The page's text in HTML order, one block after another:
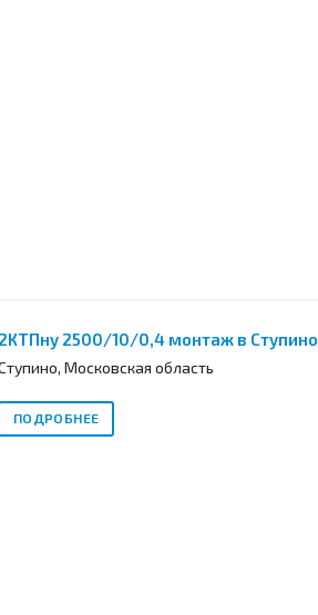
2КТПну 2500/10/0,4 монтаж в Ступино
Московская область
ПОДРОБНЕЕ